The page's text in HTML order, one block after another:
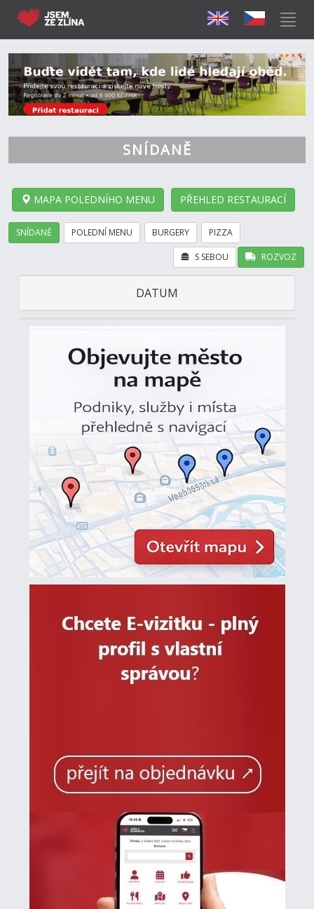
SNÍDANĚ
MAPA POLEDNÍHO MENU PŘEHLED RESTAURACÍ
SNÍDANĚ POLEDNÍ MENU BURGERY PIZZA
ROZVOZ
S SEBOU
DATUM